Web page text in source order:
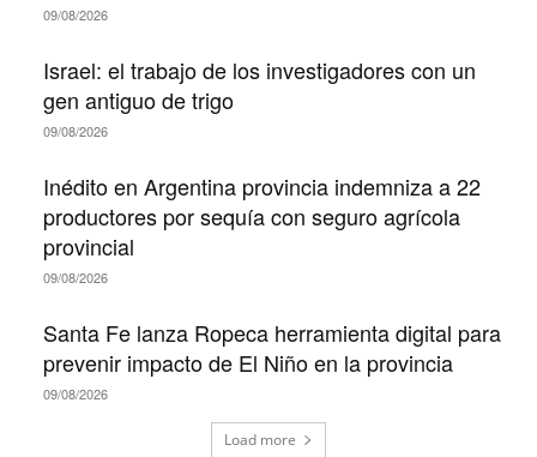
09/08/2026
Israel: el trabajo de los investigadores con un
gen antiguo de trigo
09/08/2026
Inédito en Argentina provincia indemniza a 22
productores por sequía con seguro agrícola
provincial
09/08/2026
Santa Fe lanza Ropeca herramienta digital para
prevenir impacto de El Niño en la provincia
09/08/2026
Load more